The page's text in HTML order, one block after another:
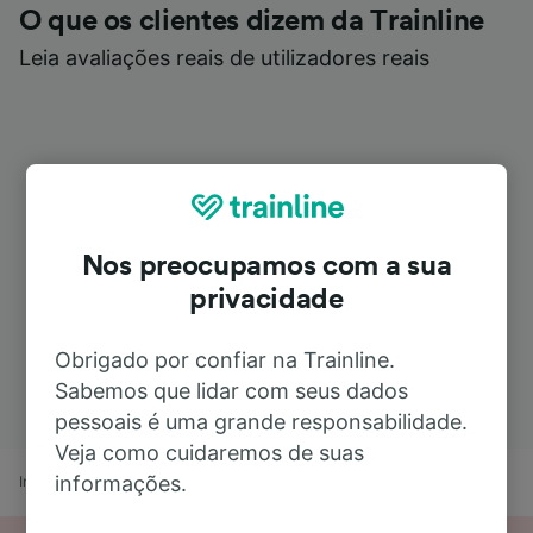
O que os clientes dizem da Trainline
Leia avaliações reais de utilizadores reais
Início Horários de comboio
Nos preocupamos com a sua
privacidade
Obrigado por confiar na Trainline.
Sabemos que lidar com seus dados
pessoais é uma grande responsabilidade.
Veja como cuidaremos de suas
informações.